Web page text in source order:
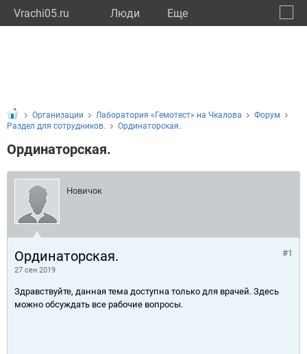
Vrachi05.ru Люди Eще
Организации Лаборатория «Гемотест» на Чкалова
Форум
Раздел для сотрудников.
Ординаторская.
Ординаторская.
Новичок
Ординаторская.
27 сен 2019
#1
Здравствуйте, данная тема доступна только для врачей. Здесь
можно обсуждать все рабочие вопросы.